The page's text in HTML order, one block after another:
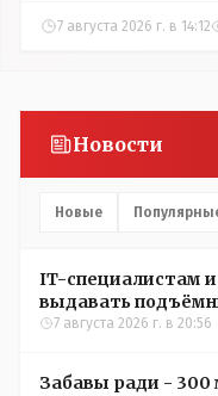
7 августа 2026 г. в 14:12
Новости
Новые
IT-специалистам
выдавать
сёлах Казахстана
7 августа 2026 г. в 20:56
Забавы ради - 300